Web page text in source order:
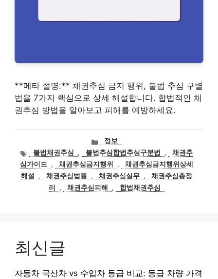
**메타 설명:** 채권추심 금지 행위, 불법 추심 구별
법을 7가지 핵심으로 상세 해설합니다. 합법적인 채
권추심 방법을 알아보고 피해를 예방하세요.
카
테
고
리
정보
태
그
불법채권추심 , 불법추심합법추심구분법 ,
채권추
심가이드 , 채권추심금지행위 ,
채권추심금지행위상세
해설
, 채권추심법률 , 채권추심실무 ,
채권추심총정
리
, 채권추심피해 , 합법채권추심
최신글
자동차 국산차 vs 수입차 등급 비교: 동급 차량 가격